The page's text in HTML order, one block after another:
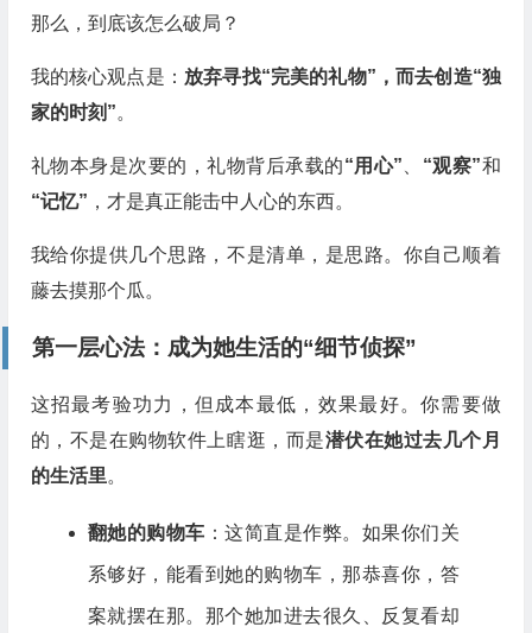
那么，到底该怎么破局？
我的核心观点是： 放弃寻找“完美的礼物”，而去创造“独
家的时刻”。
礼物本身是次要的，礼物背后承载的“用心” “观察”和
“记忆” ，才是真正能击中人心的东西。
我给你提供几个思路，不是清单，是思路。你自己顺着
藤去摸那个瓜。
第一层心法：成为她生活的“细节侦探”
这招最考验功力，但成本最低，效果最好。你需要做
的，不是在购物软件上瞎逛，而是潜伏在她过去几个月
的生活里。
翻她的购物车 ：这简直是作弊。如果你们关
系够好，能看到她的购物车，那恭喜你，答
案就摆在那。那个她加进去很久、反复看却